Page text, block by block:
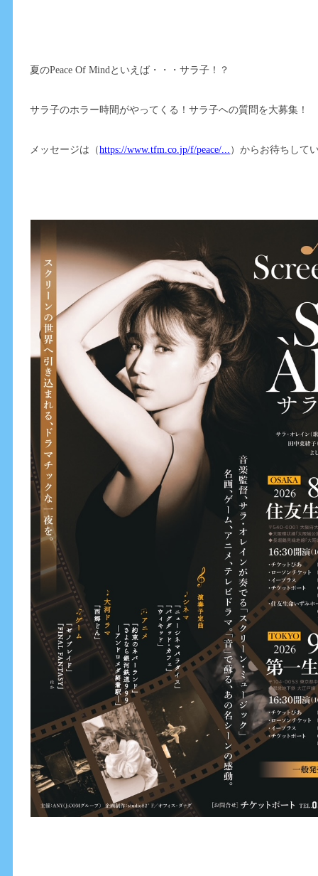
夏のPeace Of Mindといえば・・・サラ子！？
サラ子のホラー時間がやってくる！サラ子への質問を大募集！
メッセージは（https://www.tfm.co.jp/f/peace/... ）からお待ちして